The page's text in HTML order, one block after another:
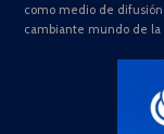
como medio de
cambiante mundo de la